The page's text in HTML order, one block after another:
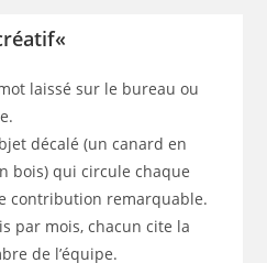
«
laissé sur le bureau ou
décalé (un canard en
bois) qui circule chaque
contribution remarquable.
par mois, chacun cite la
de l’équipe.